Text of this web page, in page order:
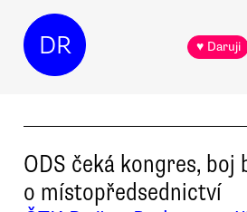
DR ♥ Daruji
ODS čeká kongres, boj
o místopředsednictví